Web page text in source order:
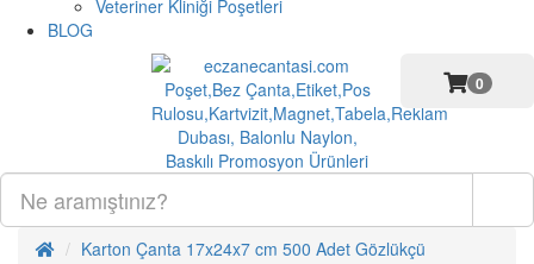
Veteriner Kliniği Poşetleri
BLOG
0
Karton Çanta 17x24x7 cm 500 Adet Gözlükçü